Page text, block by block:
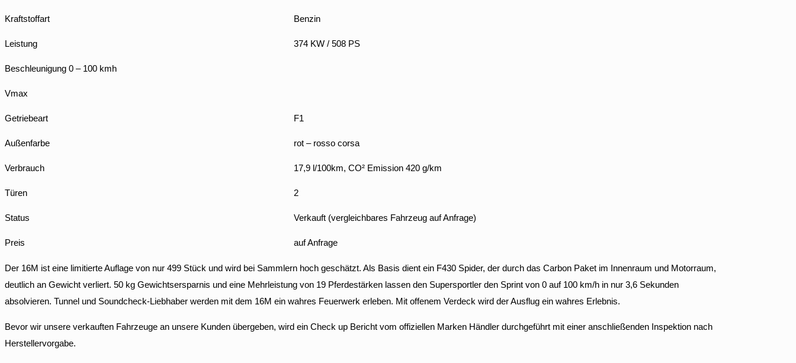
Kraftstoffart Benzin
Leistung 374 KW / 508 PS
Beschleunigung 0 – 100 kmh
Vmax
Getriebeart F1
Außenfarbe rot – rosso corsa
Verbrauch 17,9 l/100km, CO² Emission 420 g/km
Türen 2
Status Verkauft (vergleichbares Fahrzeug auf Anfrage)
Preis auf Anfrage
Der 16M ist eine limitierte Auflage von nur 499 Stück und wird bei Sammlern hoch geschätzt. Als Basis dient ein F430 Spider, der durch das Carbon Paket im Innenraum und Motorraum,
deutlich an Gewicht verliert. 50 kg Gewichtsersparnis und eine Mehrleistung von 19 Pferdestärken lassen den Supersportler den Sprint von 0 auf 100 km/h in nur 3,6 Sekunden
absolvieren. Tunnel und Soundcheck-Liebhaber werden mit dem 16M ein wahres Feuerwerk erleben. Mit offenem Verdeck wird der Ausflug ein wahres Erlebnis.
Bevor wir unsere verkauften Fahrzeuge an unsere Kunden übergeben, wird ein Check up Bericht vom offiziellen Marken Händler durchgeführt mit einer anschließenden Inspektion nach
Herstellervorgabe.